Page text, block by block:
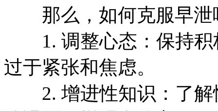
那么，如何克服早泄
1. 调整心态：保持积
过于紧张和焦虑。
2. 增进性知识：了解